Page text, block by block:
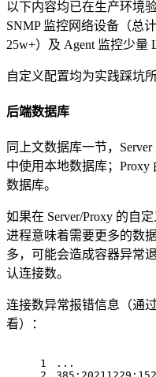
以下内容均已在生产环境
SNMP 监控网络设备（总
25w+）及 Agent 监控少量
自定义配置均为实践踩坑
后端数据库
同上文数据库一节，
中使用本地数据库；
数据库。
如果在 Server/Proxy 的自
进程意味着需要更多的数
多，可能会造成容器异常
认连接数。
连接数异常报错信息（通过
看）：
1
...